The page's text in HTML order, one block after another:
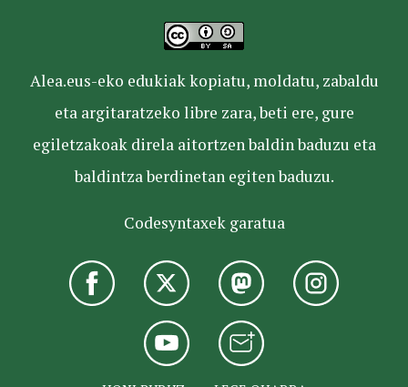
Alea.eus-eko edukiak kopiatu, moldatu, zabaldu
eta argitaratzeko libre zara, beti ere, gure
egiletzakoak direla aitortzen baldin baduzu eta
baldintza berdinetan egiten baduzu.
Codesyntaxek garatua